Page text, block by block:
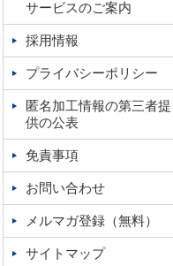
サービスのご案内
採用情報
プライバシーポリシー
匿名加工情報の第三者提
供の公表
免責事項
お問い合わせ
メルマガ登録（無料）
サイトマップ